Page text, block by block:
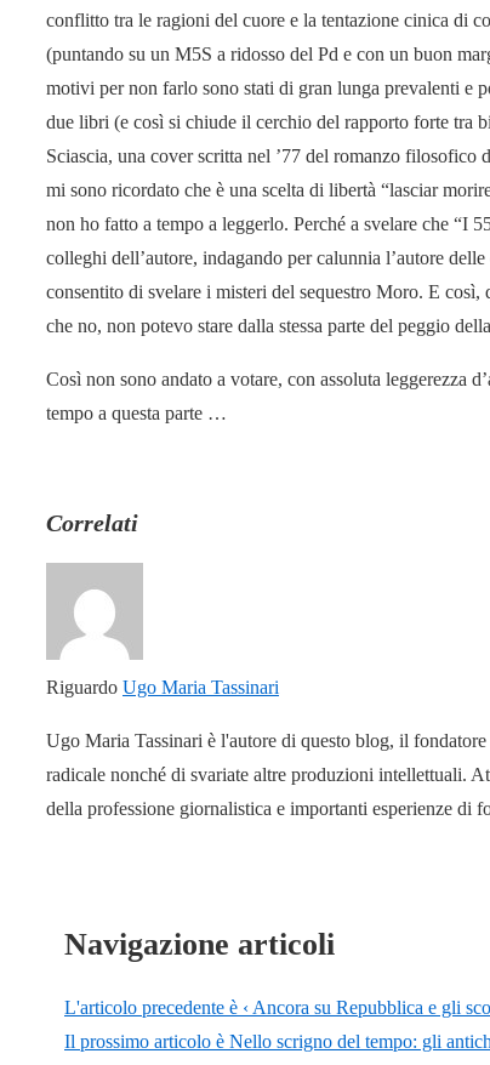
conflitto tra le ragioni del cuore e la tentazione cinica di
(puntando su un M5S a ridosso del Pd e con un buon
motivi per non farlo sono stati di gran lunga prevalenti e
due libri (e così si chiude il cerchio del rapporto forte tra
Sciascia, una cover scritta nel ’77 del romanzo
mi sono ricordato che è una scelta di libertà “lasciar
non ho fatto a tempo a leggerlo. Perché a svelare che “I
colleghi dell’autore, indagando per calunnia l’autore
consentito di svelare i misteri del sequestro Moro. E
che no, non potevo stare dalla stessa parte del peggio
Così non sono andato a votare, con assoluta leggerezza
tempo a questa parte …
Correlati
Riguardo Ugo Maria Tassinari
Ugo Maria Tassinari è l'autore di questo blog, il
radicale nonché di svariate altre produzioni intellettuali.
della professione giornalistica e importanti esperienze di
Navigazione articoli
L'articolo precedente è ‹ Ancora su Repubblica e gli
Il prossimo articolo è Nello scrigno del tempo: gli